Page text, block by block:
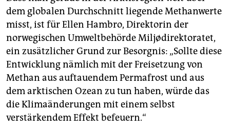
dem globalen Durchschnitt liegende Methanwerte
misst, ist für Ellen Hambro, Direktorin der
norwegischen Umweltbehörde Miljødirektoratet,
ein zusätzlicher Grund zur Besorgnis: „Sollte diese
Entwicklung nämlich mit der Freisetzung von
Methan aus auftauendem Permafrost und aus
dem arktischen Ozean zu tun haben, würde das
die Klimaänderungen mit einem selbst
verstärkendem Effekt befeuern.“